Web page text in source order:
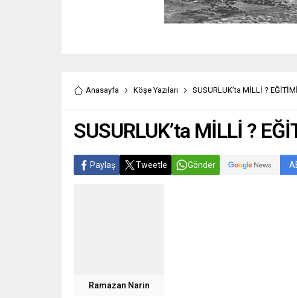
Anasayfa Köşe Yazıları SUSURLUK’ta MİLLİ ?
SUSURLUK’ta MİLLİ ?
Paylaş Tweetle Gönder
Ramazan Narin